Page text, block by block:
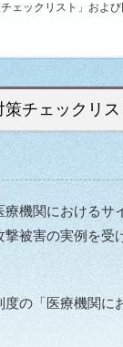
ェックリスト」およ
チェックリ
機関における
被害の実例を
の「医療機関に